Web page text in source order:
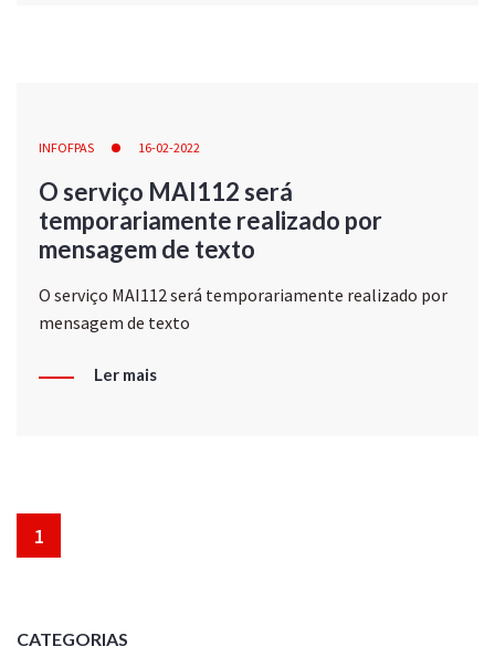
INFOFPAS 16-02-2022
O serviço MAI112 será
temporariamente realizado por
mensagem de texto
O serviço MAI112 será temporariamente realizado por
mensagem de texto
Ler mais
1
CATEGORIAS